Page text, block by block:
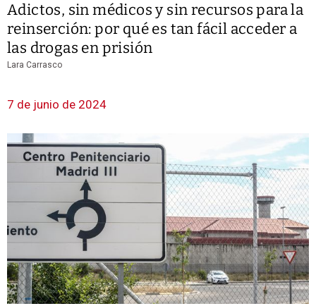
Adictos, sin médicos y sin recursos para la
reinserción: por qué es tan fácil acceder a
las drogas en prisión
Lara Carrasco
7 de junio de 2024